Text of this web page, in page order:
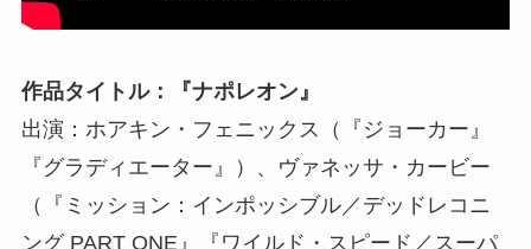
作品タイトル：『ナポレオン』
出演：ホアキン・フェニックス（『ジョーカー』
『グラディエーター』）、ヴァネッサ・カービー
（『ミッション：インポッシブル／デッドレコニ
ング PART ONE』『ワイルド・スピード／スーパ